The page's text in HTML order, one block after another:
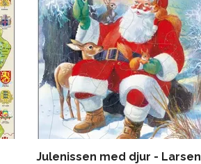
Julenissen med djur - Larsen